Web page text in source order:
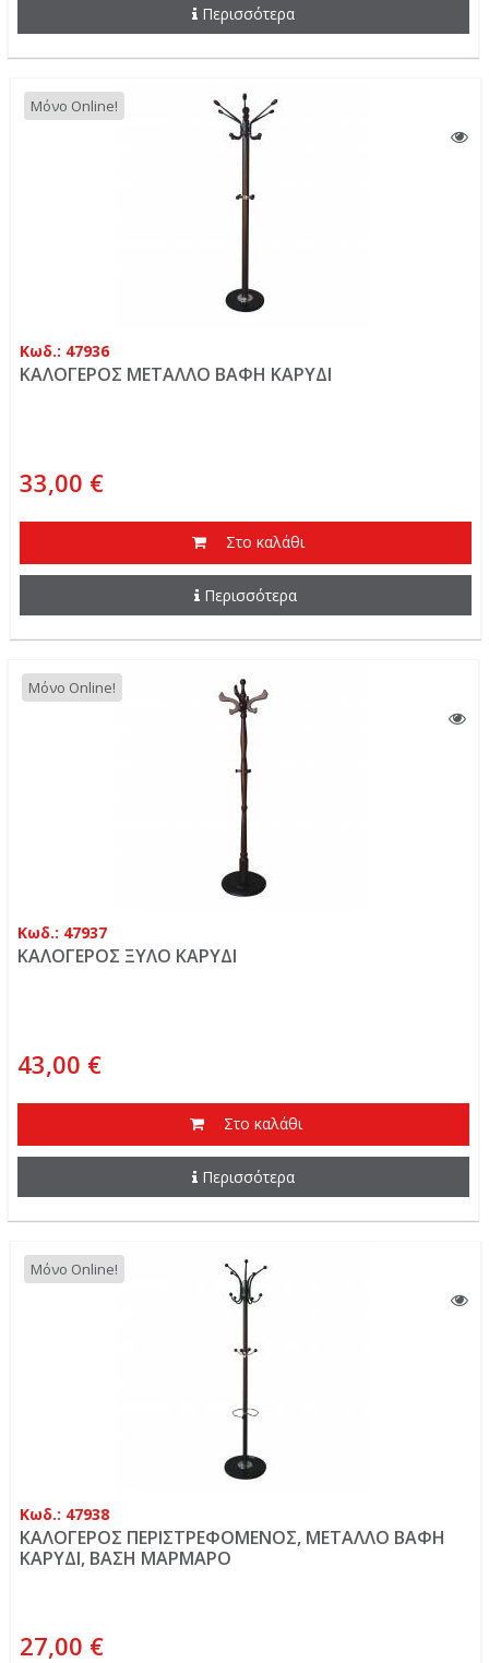
Περισσότερα
Μόνο Online!
Κωδ.: 47936
ΚΑΛΟΓΕΡΟΣ ΜΕΤΑΛΛΟ ΒΑΦΗ ΚΑΡΥΔΙ
33,00 €
Στο καλάθι
Περισσότερα
Μόνο Online!
Κωδ.: 47937
ΚΑΛΟΓΕΡΟΣ ΞΥΛΟ ΚΑΡΥΔΙ
43,00 €
Στο καλάθι
Περισσότερα
Μόνο Online!
Κωδ.: 47938
ΚΑΛΟΓΕΡΟΣ ΠΕΡΙΣΤΡΕΦΟΜΕΝΟΣ, ΜΕΤΑΛΛΟ ΒΑΦΗ
ΚΑΡΥΔΙ, ΒΑΣΗ ΜΑΡΜΑΡΟ
27,00 €